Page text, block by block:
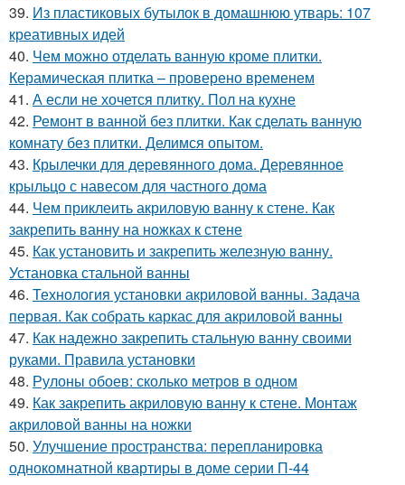
39. Из пластиковых бутылок в домашнюю утварь: 107
креативных идей
40. Чем можно отделать ванную кроме плитки.
Керамическая плитка – проверено временем
41. А если не хочется плитку. Пол на кухне
42. Ремонт в ванной без плитки. Как сделать ванную
комнату без плитки. Делимся опытом.
43. Крылечки для деревянного дома. Деревянное
крыльцо с навесом для частного дома
44. Чем приклеить акриловую ванну к стене. Как
закрепить ванну на ножках к стене
45. Как установить и закрепить железную ванну.
Установка стальной ванны
46. Технология установки акриловой ванны. Задача
первая. Как собрать каркас для акриловой ванны
47. Как надежно закрепить стальную ванну своими
руками. Правила установки
48. Рулоны обоев: сколько метров в одном
49. Как закрепить акриловую ванну к стене. Монтаж
акриловой ванны на ножки
50. Улучшение пространства: перепланировка
однокомнатной квартиры в доме серии П-44